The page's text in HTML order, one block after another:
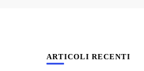
ARTICOLI RECENTI